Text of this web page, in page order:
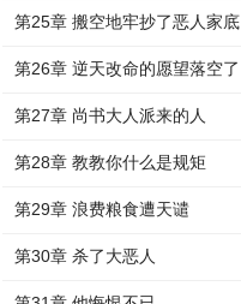
第25章 搬空地牢抄了恶人家底
第26章 逆天改命的愿望落空了
第27章 尚书大人派来的人
第28章 教教你什么是规矩
第29章 浪费粮食遭天谴
第30章 杀了大恶人